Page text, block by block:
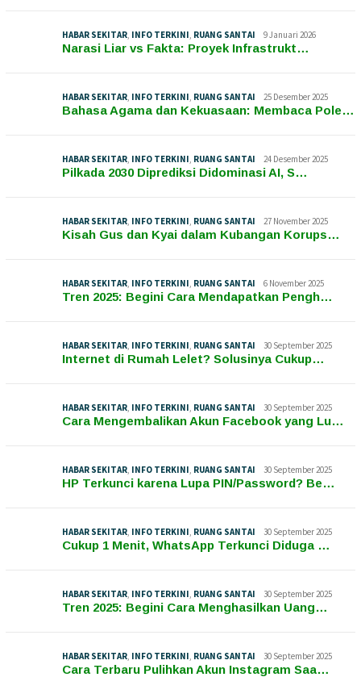
HABAR SEKITAR INFO TERKINI RUANG SANTAI 9 Januari 2026
Narasi Liar vs Fakta: Proyek Infrastrukt…
HABAR SEKITAR INFO TERKINI RUANG SANTAI 25 Desember 2025
Bahasa Agama dan Kekuasaan: Membaca Pole…
HABAR SEKITAR INFO TERKINI RUANG SANTAI 24 Desember 2025
Pilkada 2030 Diprediksi Didominasi AI, S…
HABAR SEKITAR INFO TERKINI RUANG SANTAI 27 November 2025
Kisah Gus dan Kyai dalam Kubangan Korups…
HABAR SEKITAR INFO TERKINI RUANG SANTAI 6 November 2025
Tren 2025: Begini Cara Mendapatkan Pengh…
HABAR SEKITAR INFO TERKINI RUANG SANTAI 30 September 2025
Internet di Rumah Lelet? Solusinya Cukup…
HABAR SEKITAR INFO TERKINI RUANG SANTAI 30 September 2025
Cara Mengembalikan Akun Facebook yang Lu…
HABAR SEKITAR INFO TERKINI RUANG SANTAI 30 September 2025
HP Terkunci karena Lupa PIN/Password? Be…
HABAR SEKITAR INFO TERKINI RUANG SANTAI 30 September 2025
Cukup 1 Menit, WhatsApp Terkunci Diduga …
HABAR SEKITAR INFO TERKINI RUANG SANTAI 30 September 2025
Tren 2025: Begini Cara Menghasilkan Uang…
HABAR SEKITAR INFO TERKINI RUANG SANTAI 30 September 2025
Cara Terbaru Pulihkan Akun Instagram Saa…